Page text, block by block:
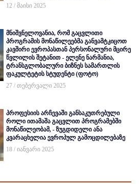
12 / მაისი 2025
მნიშვნელოვანია, რომ გაცვლითი
პროგრამის მონაწილეებმა განვამტკიცოთ
კავშირი ევროპასთან პერსონალური მცირე
წვლილის შეტანით - ელენე ნარმანია,
ტრანსგლობალური ბიზნეს სამართლის
ფაკულტეტის სტუდენტი (ფოტო)
27 / თებერვალი 2025
პროფესიის არჩევაში განსაკუთრებული
როლი ითამაშა გაცვლით პროგრამებში
მონაწილეობამ, - ზუგდიდელი ანა
კვარაცხელია ევროპულ გამოცდილებაზე
18 / იანვარი 2025